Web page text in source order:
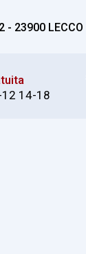
- 23900 LECCO
12 14-18